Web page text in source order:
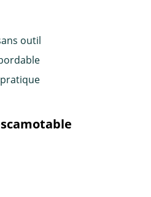
outil
pratique